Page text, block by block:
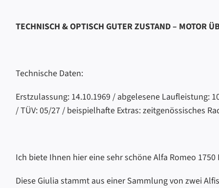
TECHNISCH & OPTISCH GUTER ZUSTAND – MOTOR
Technische Daten:
Erstzulassung: 14.10.1969 / abgelesene Laufleistung:
/ TÜV: 05/27 / beispielhafte Extras: zeitgenössisches
Ich biete Ihnen hier eine sehr schöne Alfa Romeo
Diese Giulia stammt aus einer Sammlung von zwei